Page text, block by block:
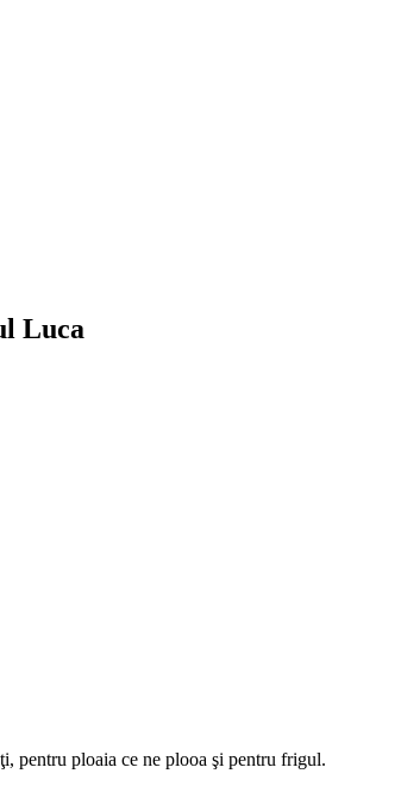
Luca
pentru ploaia ce ne plooa şi pentru frigul.